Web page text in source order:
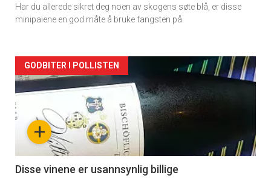
Dagens
Har du allerede sikret deg noen av skogens søte blå, er disse
minipaiene en god måte å bruke fangsten på.
Artikler
detail
-
section
11
+
GODBITER I POLLISTEN
Disse vinene er usannsynlig billige